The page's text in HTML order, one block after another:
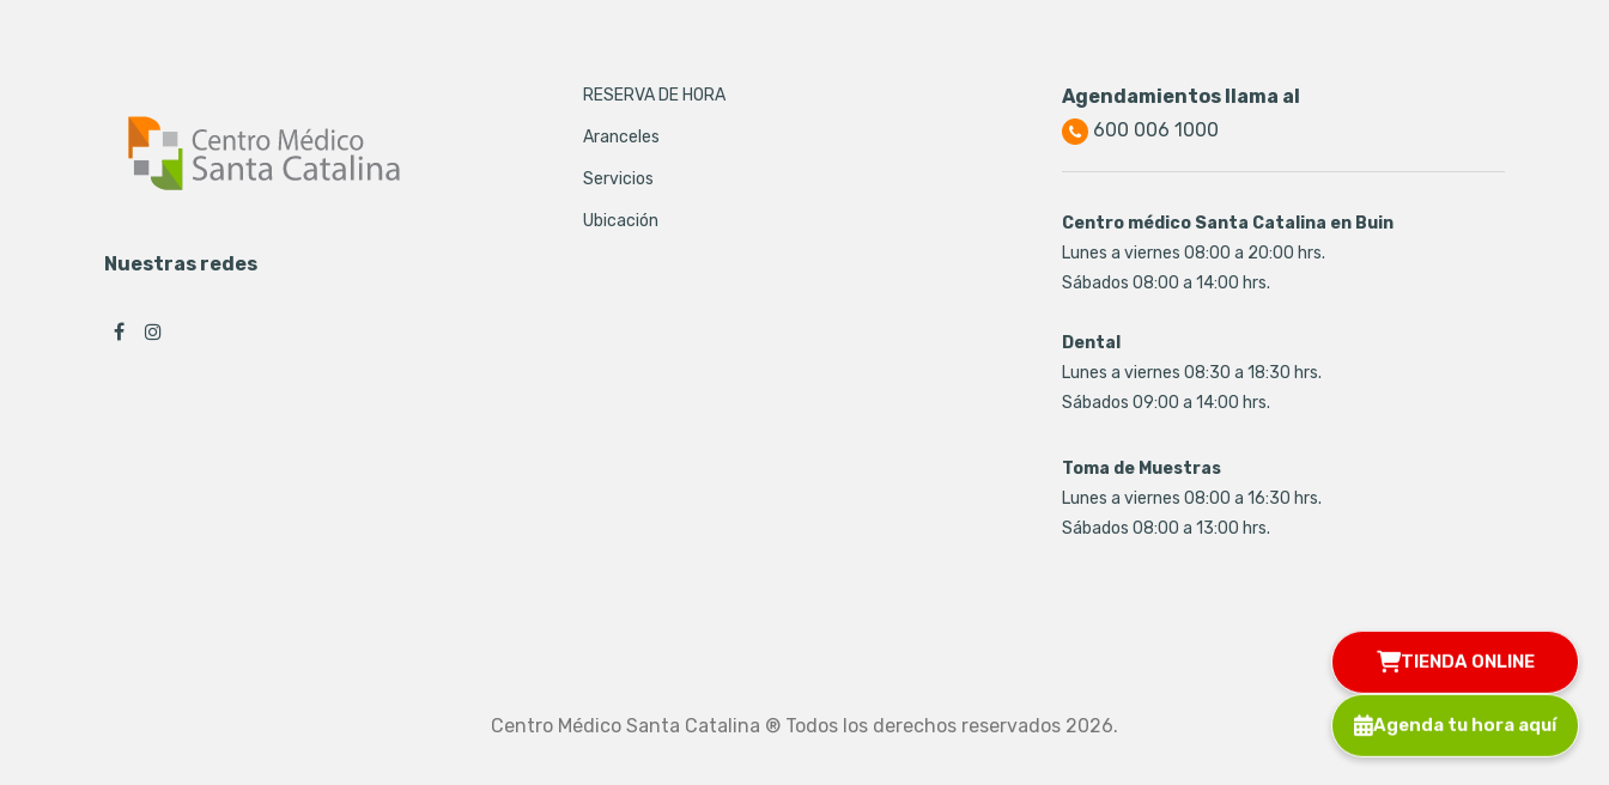
Nuestras redes
RESERVA DE HORA
Aranceles
Servicios
Ubicación
Agendamientos llama al
600 006 1000
Centro médico Santa Catalina en Buin
Lunes a viernes 08:00 a 20:00 hrs.
Sábados 08:00 a 14:00 hrs.
Dental
Lunes a viernes 08:30 a 18:30 hrs.
Sábados 09:00 a 14:00 hrs.
Toma de Muestras
Lunes a viernes 08:00 a 16:30 hrs.
Sábados 08:00 a 13:00 hrs.
Centro Médico Santa Catalina ® Todos los derechos reservados 2026.
TIENDA ONLINE
Agenda tu hora aquí